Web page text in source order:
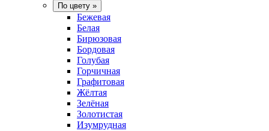
По цвету »
Бежевая
Белая
Бирюзовая
Бордовая
Голубая
Горчичная
Графитовая
Жёлтая
Зелёная
Золотистая
Изумрудная